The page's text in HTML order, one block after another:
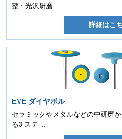
整・光沢研磨 ...
詳細はこ
EVE ダイヤポル
セラミックやメタルなどの中研磨
る3 ステ ...